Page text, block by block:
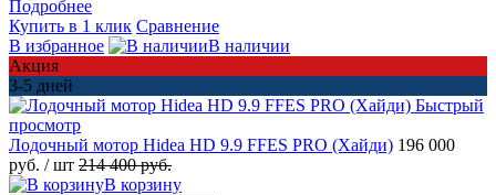
Подробнее
Купить в 1 клик Сравнение
В избранное
В наличии
Акция
3-5 дней
Быстрый
просмотр
Лодочный мотор Hidea HD 9.9 FFES PRO (Хайди) 196 000
руб. / шт 214 400 руб.
В корзину